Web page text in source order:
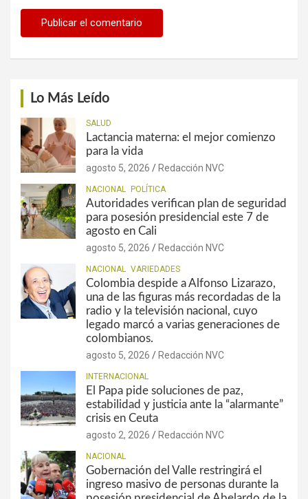
Lo Más Leído
SALUD
Lactancia materna: el mejor comienzo
para la vida
agosto 5, 2026 Redacción NVC
NACIONAL POLÍTICA
Autoridades verifican plan de seguridad
para posesión presidencial este 7 de
agosto en Cali
agosto 5, 2026 Redacción NVC
NACIONAL VARIEDADES
Colombia despide a Alfonso Lizarazo,
una de las figuras más recordadas de la
radio y la televisión nacional, cuyo
legado marcó a varias generaciones de
colombianos.
agosto 5, 2026 Redacción NVC
INTERNACIONAL
El Papa pide soluciones de paz,
estabilidad y justicia ante la “alarmante”
crisis en Ceuta
agosto 2, 2026 Redacción NVC
NACIONAL
Gobernación del Valle restringirá el
ingreso masivo de personas durante la